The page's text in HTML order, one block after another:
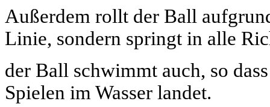
Außerdem rollt der Ball
Linie, sondern springt in alle
der Ball schwimmt auch, so
Spielen im Wasser landet.